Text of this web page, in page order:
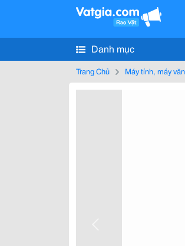
Danh mục
Trang Chủ Máy tính, máy